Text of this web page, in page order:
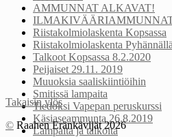
AMMUNNAT ALKAVAT!
Riistakolmiolaskenta Kopsassa
Riistakolmiolaskenta Pyhännällä
Talkoot Kopsassa 8.2.2020
Peijaiset 29.11. 2019
Muuoksia saaliskiintiöihin
Smitissä lampaita
Tiedoksi Vapepan peruskurssi
Käsiaseammunta 26.8.2019
Lampaita ja talkoita
Takaisin ylös
© Raahen Eränkävijät 2026